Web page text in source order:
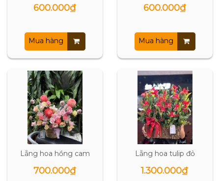
600.000₫
Mua hàng
600.000₫
Mua hàng
Lẵng hoa hồng cam
700.000₫
Lẵng hoa tulip đỏ
1.300.000₫